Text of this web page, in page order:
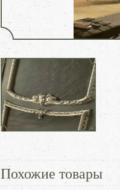
Похожие товары